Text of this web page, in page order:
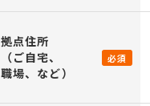
拠点住所
（ご自宅、
職場、など）
必須